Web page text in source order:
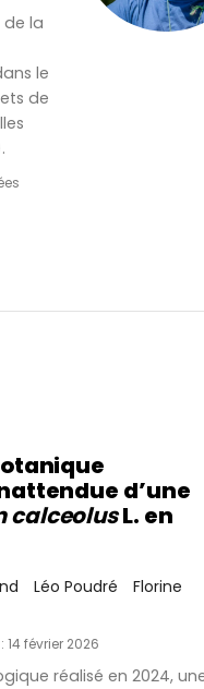
la
le
de
d’une
calceolusL. en
Léo Poudré
Florine
février 2026
réalisé en 2024,